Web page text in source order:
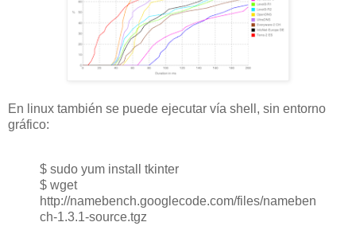
En linux también se puede ejecutar vía shell, sin entorno
gráfico:
$ sudo yum install tkinter
$ wget
http://namebench.googlecode.com/files/nameben
ch-1.3.1-source.tgz